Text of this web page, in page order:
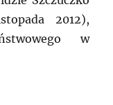
2012),
w